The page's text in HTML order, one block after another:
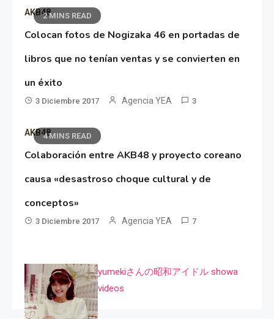
2 MINS READ
AKB48
Colocan fotos de Nogizaka 46 en portadas de
libros que no tenían ventas y se convierten en
un éxito
3 Diciembre 2017 Agencia YEA 3
4 MINS READ
AKB48
Colaboración entre AKB48 y proyecto coreano
causa «desastroso choque cultural y de
conceptos»
3 Diciembre 2017 Agencia YEA 7
yumekiさんの昭和アイドル showa
videos